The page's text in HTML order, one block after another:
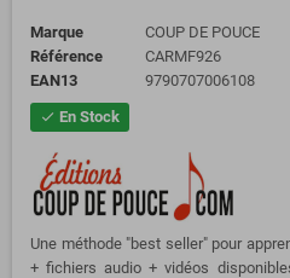
Marque
COUP DE POUCE
Référence
CARMF926
EAN13
9790707006108
check En Stock
Une méthode "best seller" pour
+ fichiers audio + vidéos